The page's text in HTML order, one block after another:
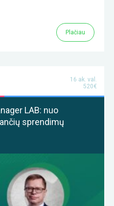
Plačiau
16 ak. val.
520€
LAB: nuo
sprendimų